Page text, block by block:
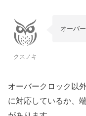
1～3世代
クスノキ
オーバ
オーバークロック以
に対応しているか、